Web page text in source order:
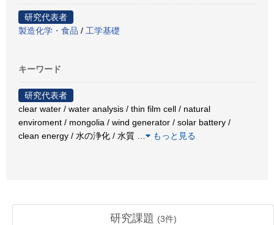
研究代表者
製造化学・食品 / 工学基礎
キーワード
研究代表者
clear water / water analysis / thin film cell / natural
enviroment / mongolia / wind generator / solar battery /
clean energy / 水の浄化 / 水質
もっと見る
研究課題 (3件)